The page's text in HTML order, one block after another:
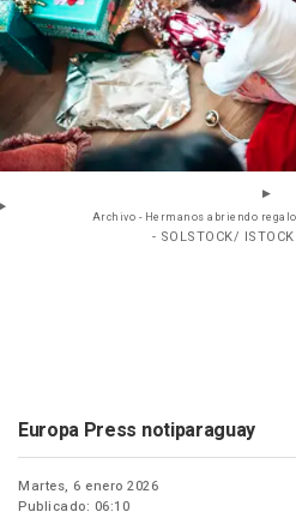
Archivo - Hermanos abriendo
- SOLSTOCK/
Europa Press notiparaguay
Martes, 6 enero 2026
Publicado: 06:10